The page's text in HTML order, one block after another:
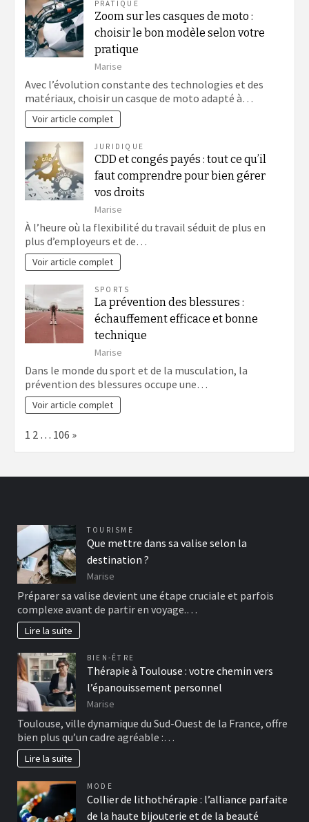
PRATIQUE
Zoom sur les casques de moto :
choisir le bon modèle selon votre
pratique
Marise
Avec l’évolution constante des technologies et des
matériaux, choisir un casque de moto adapté à…
Voir article complet
JURIDIQUE
CDD et congés payés : tout ce qu’il
faut comprendre pour bien gérer
vos droits
Marise
À l’heure où la flexibilité du travail séduit de plus en
plus d’employeurs et de…
Voir article complet
SPORTS
La prévention des blessures :
échauffement efficace et bonne
technique
Marise
Dans le monde du sport et de la musculation, la
prévention des blessures occupe une…
Voir article complet
Page:
1 2 … 106 Next
»
TOURISME
Que mettre dans sa valise selon la
destination ?
Marise
Préparer sa valise devient une étape cruciale et parfois
complexe avant de partir en voyage.…
Lire la suite
BIEN-ÊTRE
Thérapie à Toulouse : votre chemin vers
l’épanouissement personnel
Marise
Toulouse, ville dynamique du Sud-Ouest de la France, offre
bien plus qu’un cadre agréable :…
Lire la suite
MODE
Collier de lithothérapie : l’alliance parfaite
de la haute bijouterie et de la beauté